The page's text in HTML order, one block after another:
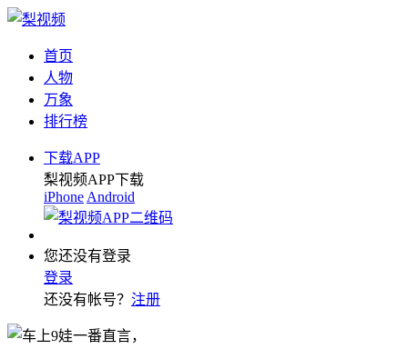
首页
人物
万象
排行榜
下载APP
梨视频APP下载
iPhone Android
您还没有登录
登录
还没有帐号？ 注册